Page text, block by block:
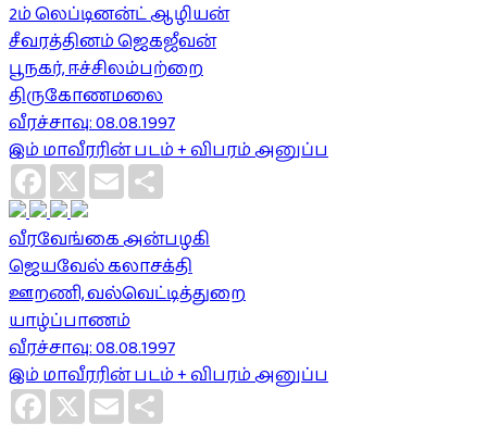
2ம் லெப்டினன்ட் ஆழியன்
சீவரத்தினம் ஜெகஜீவன்
பூநகர், ஈச்சிலம்பற்றை
திருகோணமலை
வீரச்சாவு: 08.08.1997
இம் மாவீரரின் படம் + விபரம் அனுப்ப
Facebook
X Email
வீரவேங்கை அன்பழகி
ஜெயவேல் கலாசக்தி
ஊறணி, வல்வெட்டித்துறை
யாழ்ப்பாணம்
வீரச்சாவு: 08.08.1997
இம் மாவீரரின் படம் + விபரம் அனுப்ப
Facebook
X Email